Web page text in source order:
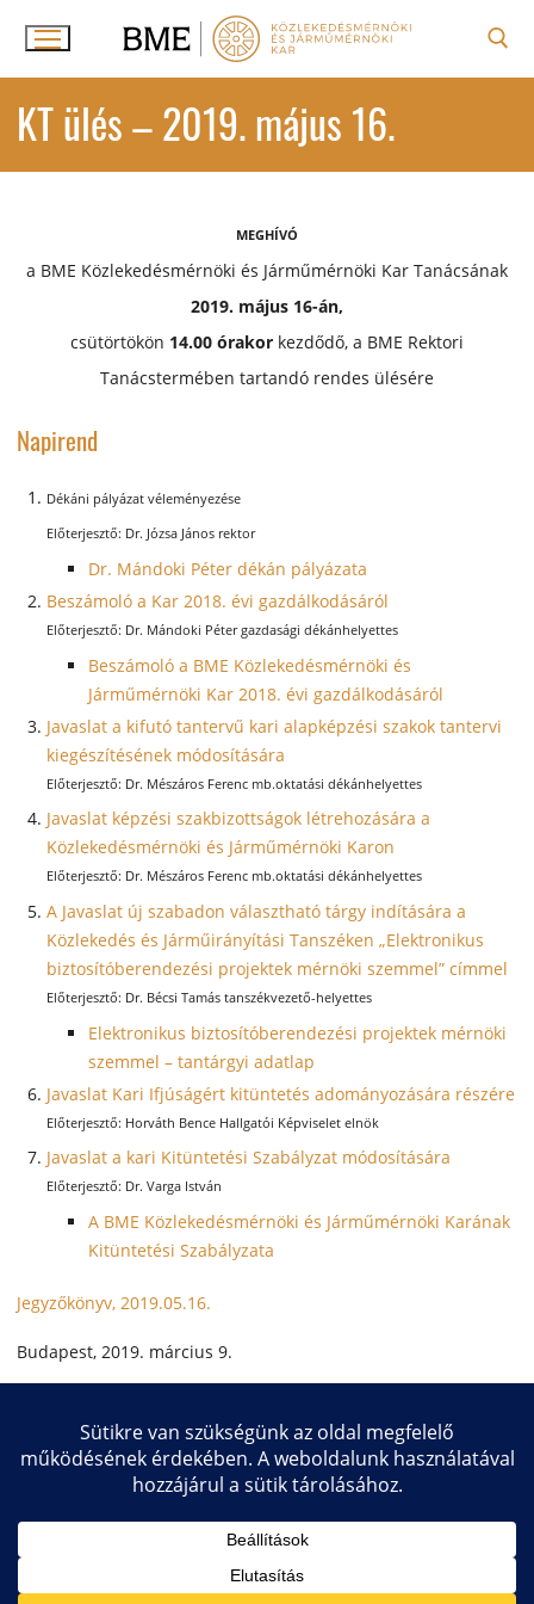
KT ülés – 2019. május 16.
MEGHÍVÓ
a BME Közlekedésmérnöki és Járműmérnöki Kar Tanácsának
2019. május 16-án,
csütörtökön 14.00 órakor kezdődő, a BME Rektori
Tanácstermében tartandó rendes ülésére
Napirend
Dékáni pályázat véleményezése
Dr. Józsa János rektor
Dr. Mándoki Péter dékán pályázata
Beszámoló a Kar 2018. évi gazdálkodásáról
Dr. Mándoki Péter gazdasági dékánhelyettes
Beszámoló a BME Közlekedésmérnöki és
Járműmérnöki Kar 2018. évi gazdálkodásáról
Javaslat a kifutó tantervű kari alapképzési szakok tantervi
kiegészítésének módosítására
Dr. Mészáros Ferenc mb.oktatási dékánhelyettes
Javaslat képzési szakbizottságok létrehozására a
Közlekedésmérnöki és Járműmérnöki Karon
Dr. Mészáros Ferenc mb.oktatási dékánhelyettes
A Javaslat új szabadon választható tárgy indítására a
Közlekedés és Járműirányítási Tanszéken „Elektronikus
biztosítóberendezési projektek mérnöki szemmel” címmel
Dr. Bécsi Tamás tanszékvezető-helyettes
Elektronikus biztosítóberendezési projektek mérnöki
szemmel – tantárgyi adatlap
Javaslat Kari Ifjúságért kitüntetés adományozására részére
Horváth Bence Hallgatói Képviselet elnök
Javaslat a kari Kitüntetési Szabályzat módosítására
Dr. Varga István
A BME Közlekedésmérnöki és Járműmérnöki Karának
Kitüntetési Szabályzata
Jegyzőkönyv, 2019.05.16.
Budapest, 2019. március 9.
dékán
Copyright © 2026 Közlekedésmérnöki és Járműmérnöki Kar